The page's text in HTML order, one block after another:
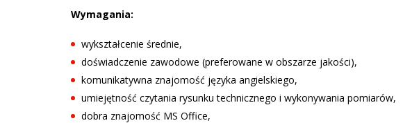
Wymagania:
wykształcenie średnie,
doświadczenie zawodowe (preferowane w obszarze jakości),
komunikatywna znajomość języka angielskiego,
umiejętność czytania rysunku technicznego i wykonywania pomiarów,
dobra znajomość MS Office,